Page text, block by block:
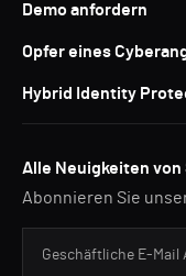
Demo anfordern
Opfer eines
Hybrid Identity
Alle Neuigkeiten von
Abonnieren Sie